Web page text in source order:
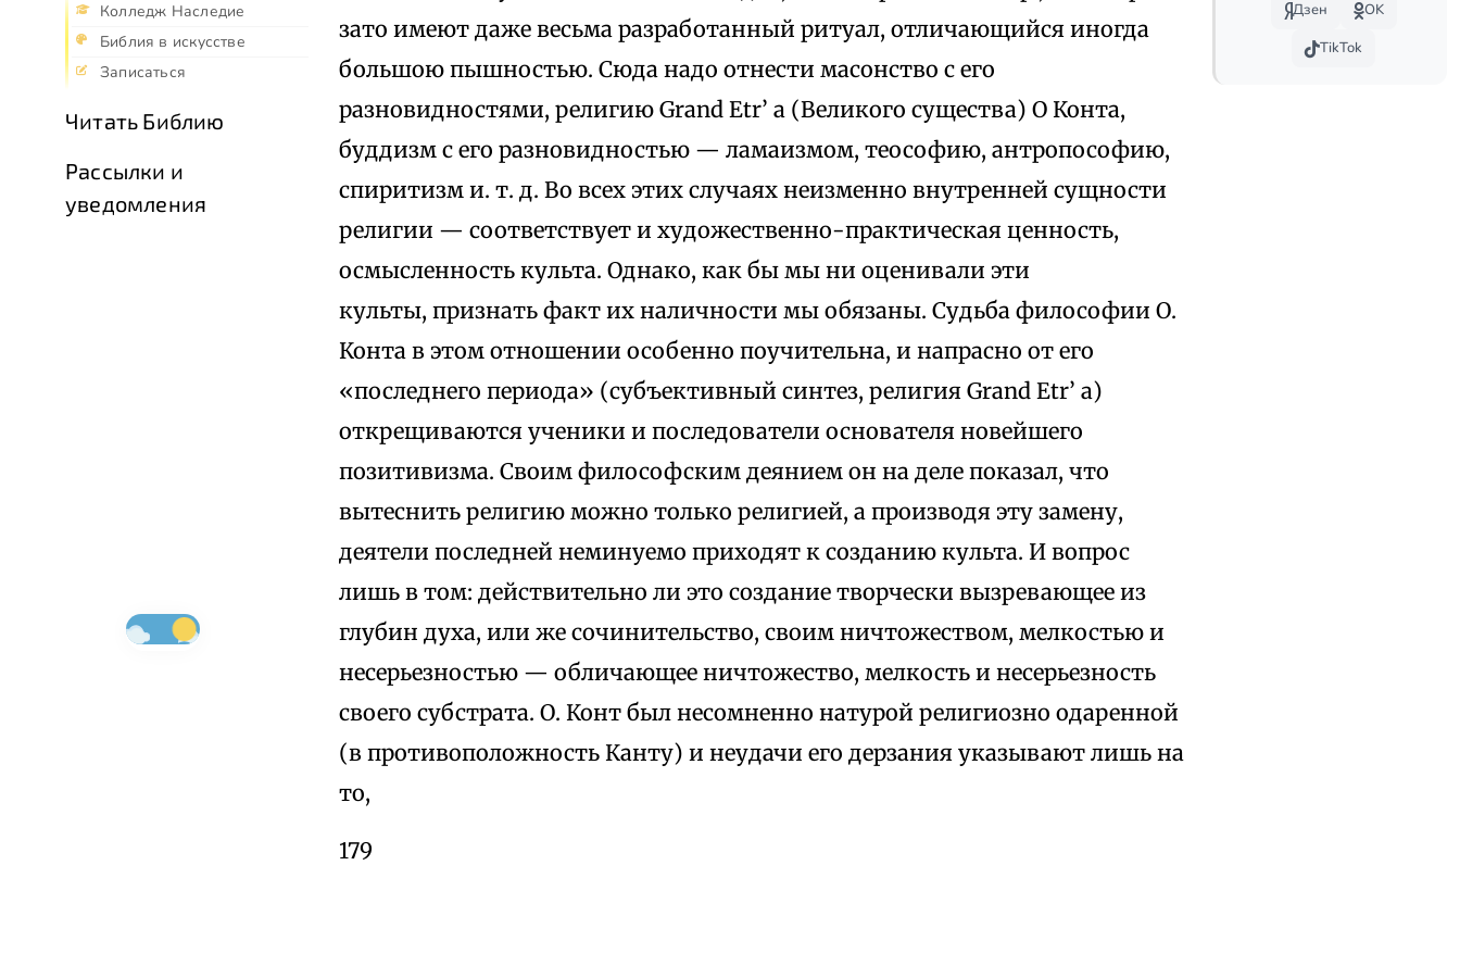
Колледж Наследие
Библия в искусстве
Записаться
Читать Библию
Рассылки и
уведомления
зато имеют даже весьма разработанный ритуал, отличающийся иногда
большою пышностью. Сюда надо отнести масонство с его
разновидностями, религию Grand Etr’ а (Великого существа) О Конта,
буддизм с его разновидностью — ламаизмом, теософию, антропософию,
спиритизм и. т. д. Во всех этих случаях неизменно внутренней сущности
религии — соответствует и художественно-практическая ценность,
осмысленность культа. Однако, как бы мы ни оценивали эти
культы, признать факт их наличности мы обязаны. Судьба философии О.
Конта в этом отношении особенно поучительна, и напрасно от его
«последнего периода» (субъективный синтез, религия Grand Etr’ а)
открещиваются ученики и последователи основателя новейшего
позитивизма. Своим философским деянием он на деле показал, что
вытеснить религию можно только религией, а производя эту замену,
деятели последней неминуемо приходят к созданию культа. И вопрос
лишь в том: действительно ли это создание творчески вызревающее из
глубин духа, или же сочинительство, своим ничтожеством, мелкостью и
несерьезностью — обличающее ничтожество, мелкость и несерьезность
своего субстрата. О. Конт был несомненно натурой религиозно одаренной
(в противоположность Канту) и неудачи его дерзания указывают лишь на
то,
179
Дзен
OK
TikTok